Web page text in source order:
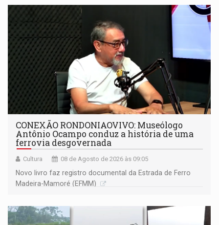
CONEXÃO RONDONIAOVIVO: Museólogo
Antônio Ocampo conduz a história de uma
ferrovia desgovernada
Cultura 08 de Agosto de 2026 às 09:05
Novo livro faz registro documental da Estrada de Ferro
Madeira-Mamoré (EFMM)